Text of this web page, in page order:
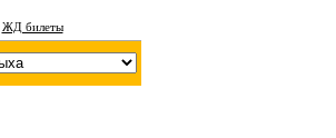
ЖД билеты